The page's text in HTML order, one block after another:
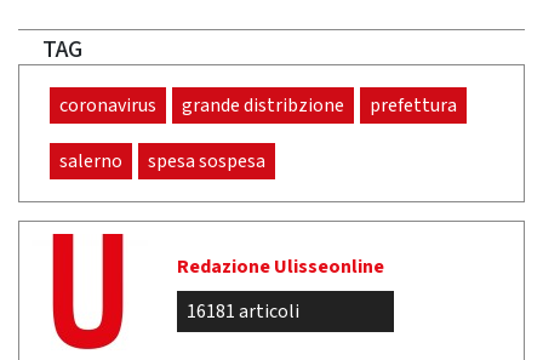
TAG
coronavirus grande distribzione prefettura
salerno spesa sospesa
Redazione Ulisseonline
16181 articoli